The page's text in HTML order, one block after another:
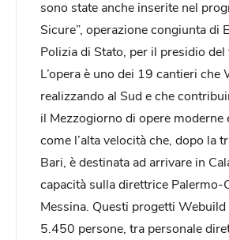
sono state anche inserite nel
Sicure”, operazione congiunta di
Polizia di Stato, per il presidio del
L’opera è uno dei 19 cantieri che
realizzando al Sud e che
il Mezzogiorno di opere moderne
come l’alta velocità che, dopo la
Bari, è destinata ad arrivare in
capacità sulla direttrice Palermo-
Messina. Questi progetti
5.450 persone, tra personale